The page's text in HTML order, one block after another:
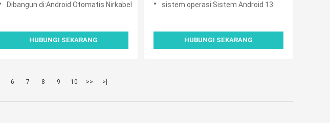
Dibangun di:Android Otomatis Nirkabel
HUBUNGI SEKARANG
sistem operasi:Sistem Android 13
HUBUNGI SEKARANG
6 7 8 9 10 >> >|